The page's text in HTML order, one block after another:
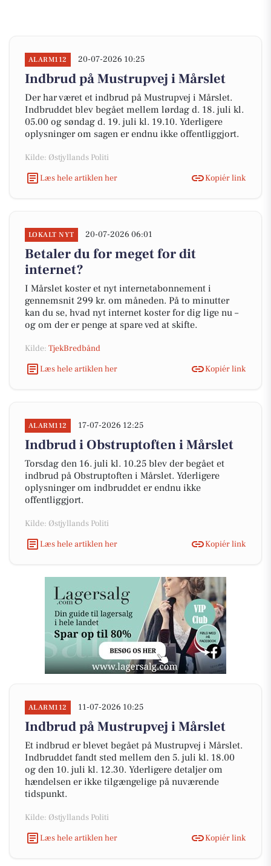
ALARM112 20-07-2026 10:25
Indbrud på Mustrupvej i Mårslet
Der har været et indbrud på Mustrupvej i Mårslet.
Indbruddet blev begået mellem lørdag d. 18. juli kl.
05.00 og søndag d. 19. juli kl. 19.10. Yderligere
oplysninger om sagen er endnu ikke offentliggjort.
Kilde: Østjyllands Politi
Læs hele artiklen her
Kopiér link
LOKALT NYT 20-07-2026 06:01
Betaler du for meget for dit
internet?
I Mårslet koster et nyt internetabonnement i
gennemsnit 299 kr. om måneden. På to minutter
kan du se, hvad nyt internet koster for dig lige nu –
og om der er penge at spare ved at skifte.
Kilde: TjekBredbånd
Læs hele artiklen her
Kopiér link
ALARM112 17-07-2026 12:25
Indbrud i Obstruptoften i Mårslet
Torsdag den 16. juli kl. 10.25 blev der begået et
indbrud på Obstruptoften i Mårslet. Yderligere
oplysninger om indbruddet er endnu ikke
offentliggjort.
Kilde: Østjyllands Politi
Læs hele artiklen her
Kopiér link
ALARM112 11-07-2026 10:25
Indbrud på Mustrupvej i Mårslet
Et indbrud er blevet begået på Mustrupvej i Mårslet.
Indbruddet fandt sted mellem den 5. juli kl. 18.00
og den 10. juli kl. 12.30. Yderligere detaljer om
hændelsen er ikke tilgængelige på nuværende
tidspunkt.
Kilde: Østjyllands Politi
Læs hele artiklen her
Kopiér link